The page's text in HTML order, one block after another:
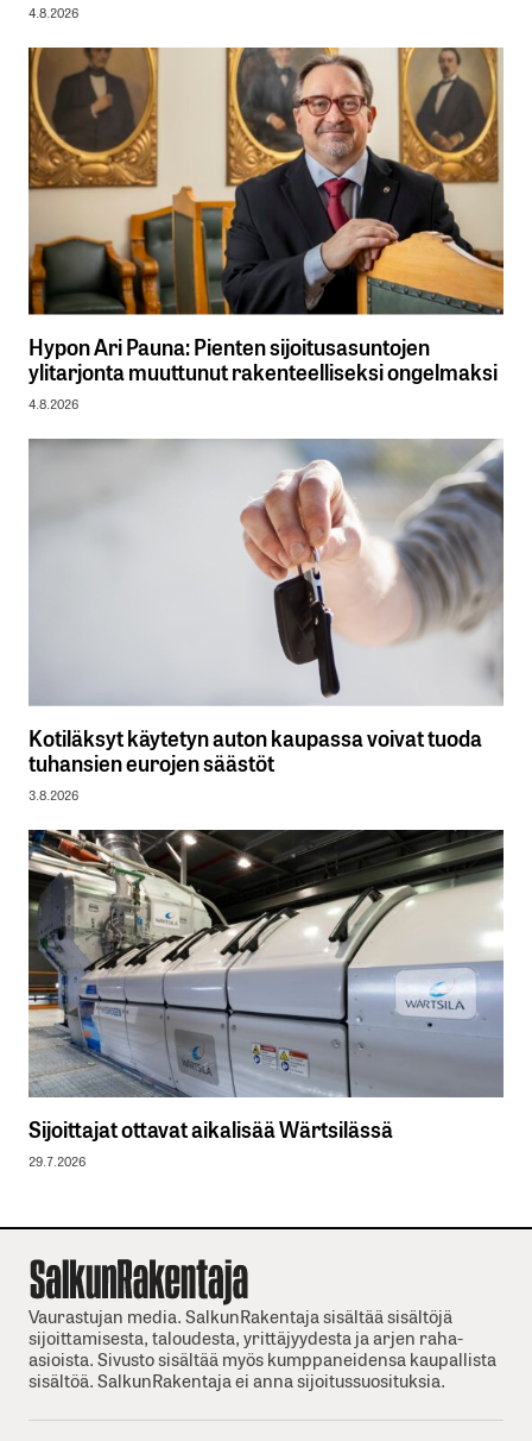
4.8.2026
Hypon Ari Pauna: Pienten sijoitusasuntojen
ylitarjonta muuttunut rakenteelliseksi ongelmaksi
4.8.2026
Kotiläksyt käytetyn auton kaupassa voivat tuoda
tuhansien eurojen säästöt
3.8.2026
Sijoittajat ottavat aikalisää Wärtsilässä
29.7.2026
Vaurastujan media. SalkunRakentaja sisältää sisältöjä
sijoittamisesta, taloudesta, yrittäjyydesta ja arjen raha-
asioista. Sivusto sisältää myös kumppaneidensa kaupallista
sisältöä. SalkunRakentaja ei anna sijoitussuosituksia.